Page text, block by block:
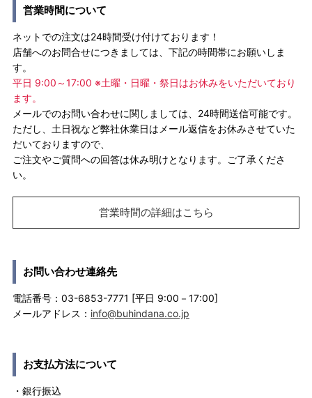
営業時間について
ネットでの注文は24時間受け付けております！
店舗へのお問合せにつきましては、下記の時間帯にお願いしま
す。
平日 9:00～17:00 ※土曜・日曜・祭日はお休みをいただいており
ます。
メールでのお問い合わせに関しましては、24時間送信可能です。
ただし、土日祝など弊社休業日はメール返信をお休みさせていた
だいておりますので、
ご注文やご質問への回答は休み明けとなります。ご了承くださ
い。
営業時間の詳細はこちら
お問い合わせ連絡先
電話番号：03-6853-7771 [平日 9:00－17:00]
メールアドレス： info@buhindana.co.jp
お支払方法について
・銀行振込